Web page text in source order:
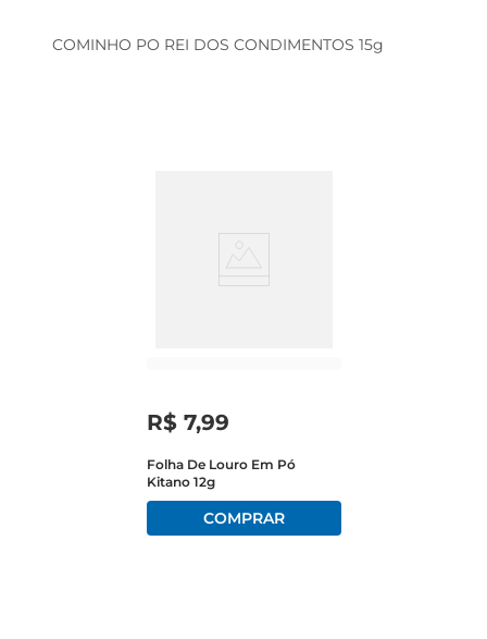
COMINHO PO REI DOS CONDIMENTOS 15g
R$ 7,99
Folha De Louro Em Pó
Kitano 12g